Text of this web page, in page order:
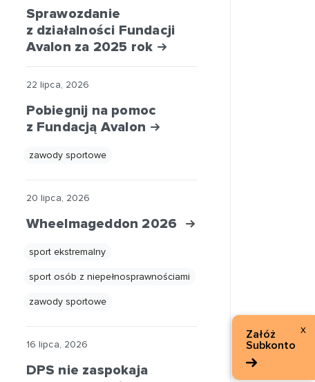
Załóż
Subkonto
x
Sprawozdanie
z działalności Fundacji
Avalon za 2025 rok
22 lipca, 2026
Pobiegnij na pomoc
z Fundacją Avalon
zawody sportowe
20 lipca, 2026
Wheelmageddon 2026
sport ekstremalny
sport osób z niepełnosprawnościami
zawody sportowe
16 lipca, 2026
DPS nie zaspokaja